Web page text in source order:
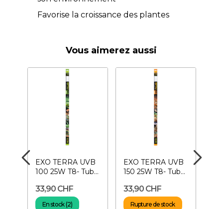
Favorise la croissance des plantes
Vous aimerez aussi
EXO TERRA UVB
100 25W T8- Tube
reptiles...
33,90 CHF
En stock (2)
EXO TERRA UVB
150 25W T8- Tube
reptiles...
33,90 CHF
Rupture de stock